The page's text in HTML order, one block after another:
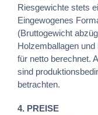
Riesgewichte stets
Eingewogenes
(Bruttogewicht
Holzemballagen
für netto berechnet.
sind
betrachten.
4. PREISE